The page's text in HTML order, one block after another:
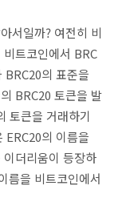
서일까? 여전히 비
트코인에서 BRC
BRC20의 표준을
BRC20 토큰을 발
토큰을 거래하기
ERC20의 이름을
더리움이 등장하
름을 비트코인에서